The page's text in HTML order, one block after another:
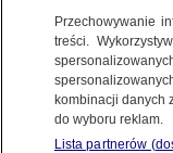
28.01.2026, 08:29
Udostępnij
Przechowywanie
treści.
kombinacji danych
do wyboru reklam.
Lista partnerów